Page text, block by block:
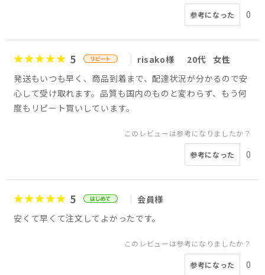
参考になった 0
5 risako様 20代
女性
発送もいつも早く、商品到着まで、配達状況が分かるので安
心して受け取れます。品質も国内のものと変わらず、もう何
度もリピート買いしています。
このレビューは参考になりましたか？
参考になった 0
5
会員様
安くて早くて注文してよかったです。
このレビューは参考になりましたか？
参考になった 0